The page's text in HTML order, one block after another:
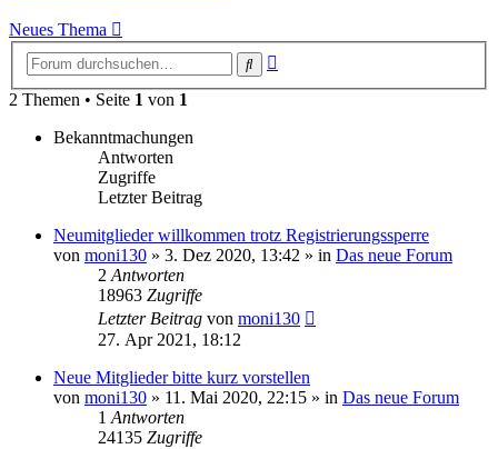
Neues Thema
Suche
2 Themen • Seite 1 von 1
Bekanntmachungen
Antworten
Zugriffe
Letzter Beitrag
Neumitglieder willkommen trotz Registrierungssperre
von moni130 » 3. Dez 2020, 13:42 » in Das neue Forum
2 Antworten
18963 Zugriffe
Letzter Beitrag von moni130
27. Apr 2021, 18:12
Neue Mitglieder bitte kurz vorstellen
von moni130 » 11. Mai 2020, 22:15 » in Das neue Forum
1 Antworten
24135 Zugriffe